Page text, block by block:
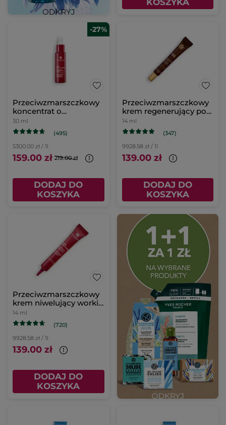
-27%
Przeciwzmarszczkowy
koncentrat o
podwójnym działaniu
30 ml
(495)
5300.00 zł / 1l
159.00 zł 219.00 zł
DODAJ DO
KOSZYKA
Przeciwzmarszczkowy
krem regenerujący pod
oczy
14 ml
(347)
9928.58 zł / 1l
139.00 zł
DODAJ DO
KOSZYKA
Przeciwzmarszczkowy
krem niwelujący worki
pod oczami
14 ml
(720)
9928.58 zł / 1l
139.00 zł
DODAJ DO
KOSZYKA